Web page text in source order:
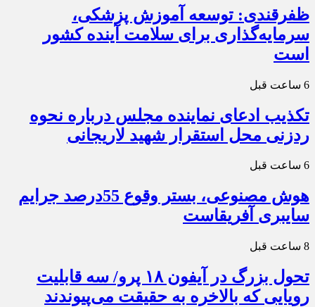
ظفرقندی: توسعه آموزش پزشکی،
سرمایه‌گذاری برای سلامت آینده کشور
است
6 ساعت قبل
تکذیب ادعای نماینده مجلس درباره نحوه
ردزنی محل استقرار شهید لاریجانی
6 ساعت قبل
هوش مصنوعی، بستر وقوع 55درصد جرایم
سایبری آفریقاست
8 ساعت قبل
تحول بزرگ در آیفون ۱۸ پرو/ سه قابلیت
رویایی که بالاخره به حقیقت می‌پیوندند